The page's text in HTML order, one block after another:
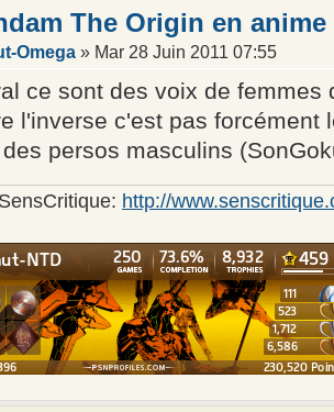
The Origin en anime
Omega » Mar 28 Juin 2011 07:55
ce sont des voix de femmes
l'inverse c'est pas forcément
persos masculins
http://